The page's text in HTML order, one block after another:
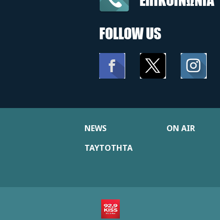
FOLLOW US
NEWS ON AIR
ΤΑΥΤΟΤΗΤΑ